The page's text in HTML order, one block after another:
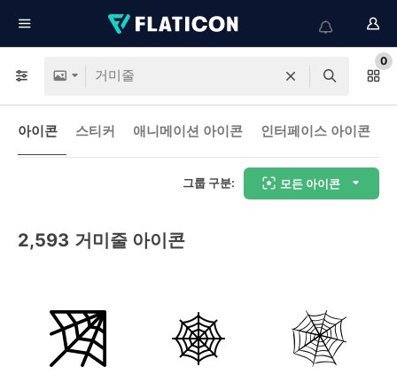
0
아이콘 스티커 애니메이션 아이콘 인터페이스 아이콘
그룹 구분: 모든 아이콘
2,593 거미줄 아이콘